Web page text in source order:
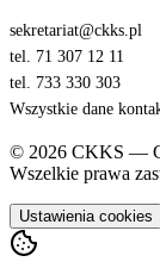
sekretariat@ckks.pl
tel. 71 307 12 11
tel. 733 330 303
Wszystkie dane
© 2026 CKKS —
Wszelkie prawa
Ustawienia cookies